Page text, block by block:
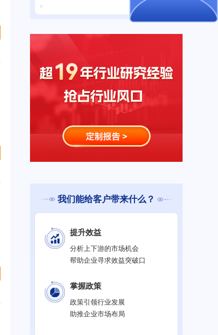
我们能给客户带来什么？
提升效益
分析上下游的市场机会
帮助企业寻求效益突破口
掌握政策
政策引领行业发展
助推企业市场布局